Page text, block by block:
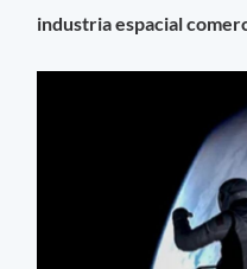
industria espacial